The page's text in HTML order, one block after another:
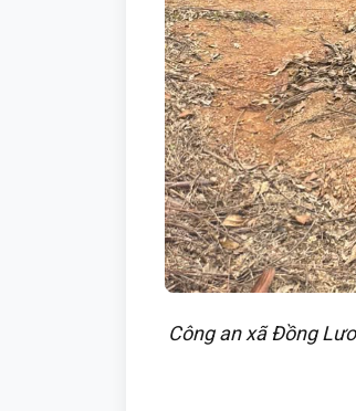
Công an xã Đồng